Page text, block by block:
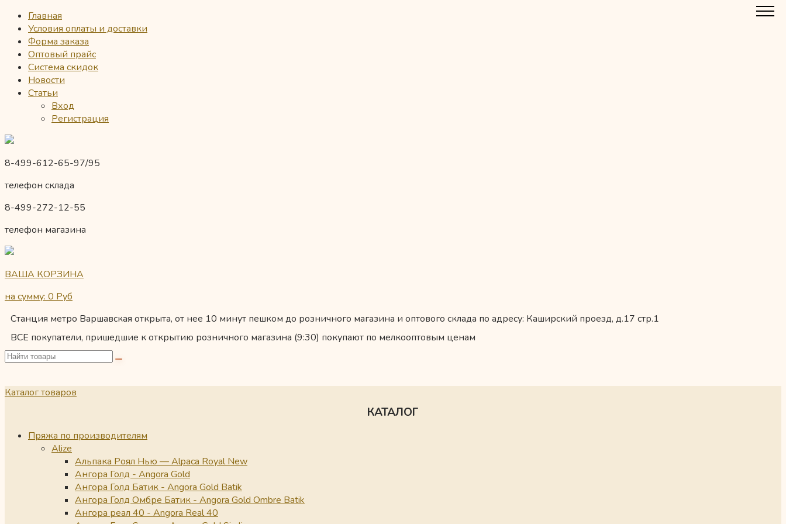
Главная
Условия оплаты и доставки
Форма заказа
Оптовый прайс
Система скидок
Новости
Статьи
Вход
Регистрация
8-499-612-65-97/95
телефон склада
8-499-272-12-55
телефон магазина
ВАША КОРЗИНА
на сумму: 0 Руб
Станция метро Варшавская открыта, от нее 10 минут пешком до розничного магазина и оптового склада по адресу: Каширский проезд, д.17 стр.1
ВСЕ покупатели, пришедшие к открытию розничного магазина (9:30) покупают по мелкооптовым ценам
Каталог товаров
КАТАЛОГ
Пряжа по производителям
Alize
Альпака Роял Нью — Alpaca Royal New
Ангора Голд - Angora Gold
Ангора Голд Батик - Angora Gold Batik
Ангора Голд Омбре Батик - Angora Gold Ombre Batik
Ангора реал 40 - Angora Real 40